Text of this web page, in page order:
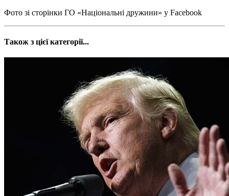
Фото зі сторінки ГО «Національні дружини» у Facebook
Також з цієї категорії...